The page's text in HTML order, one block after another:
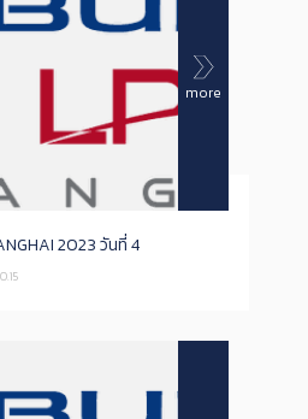
more
2023 วันที่ 4